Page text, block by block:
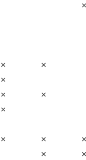
×
×
×
×
×
×
× ×
×